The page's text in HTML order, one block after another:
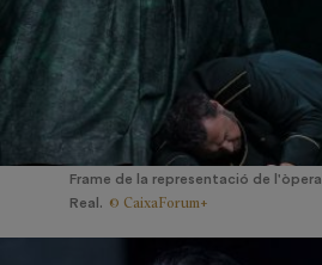
Frame de la representació de l'òpera
Real. © CaixaForum+